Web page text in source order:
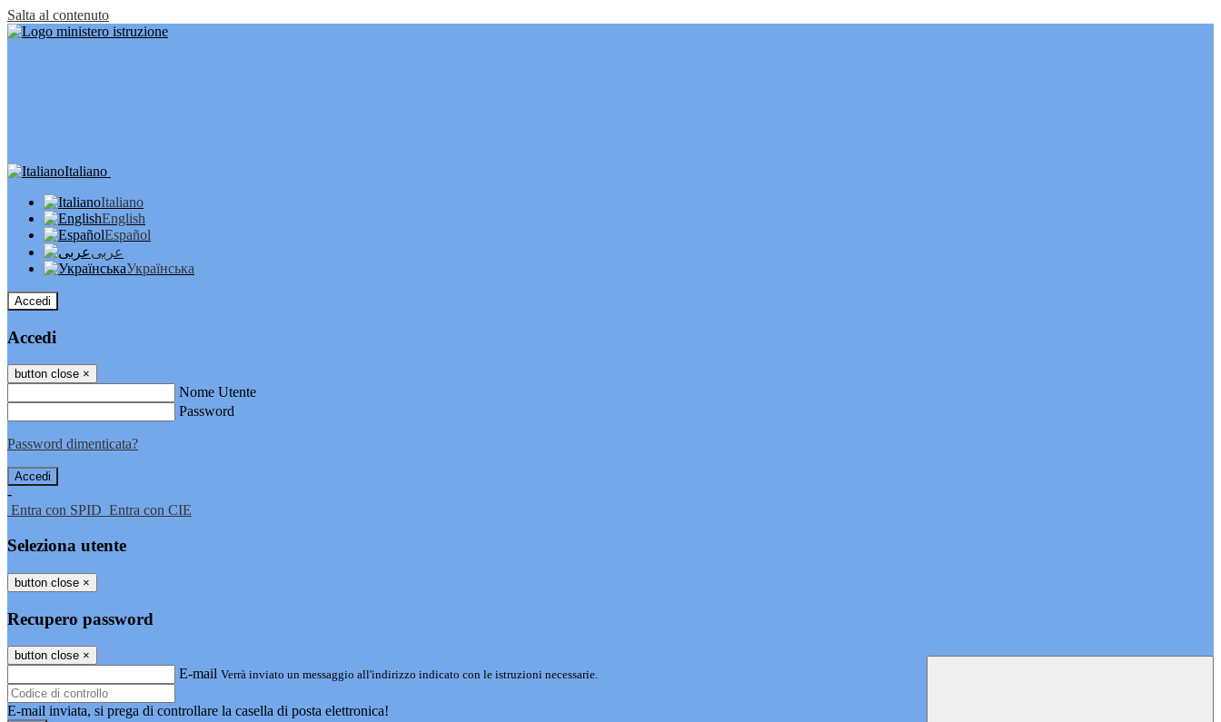
Salta al contenuto
Italiano
Italiano
English
Español
عربى
Українська
Accedi
Accedi
button close ×
Nome Utente
Password
Password dimenticata?
-
Entra con SPID Entra con CIE
Seleziona utente
button close ×
Recupero password
button close ×
E-mail Verrà inviato un messaggio all'indirizzo indicato con le istruzioni necessarie.
E-mail inviata, si prega di controllare la casella di posta elettronica!